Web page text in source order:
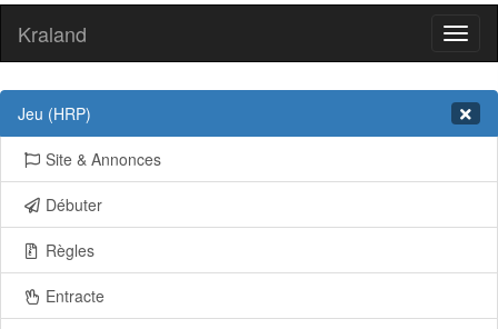
Kraland
Jeu (HRP)
Site & Annonces
Débuter
Règles
Entracte